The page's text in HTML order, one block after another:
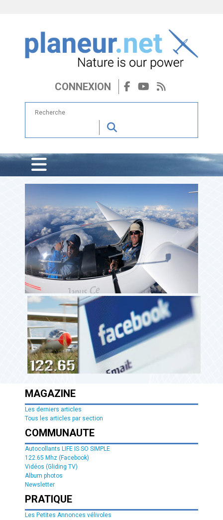
CONNEXION
MAGAZINE
Les derniers articles
Tous les articles par section
COMMUNAUTE
Autocollants LIFE IS SO SIMPLE
122.65 Mhz (Facebook)
Vidéos (Gliding TV)
Album photos
Newsletter
PRATIQUE
Les Petites Annonces vélivoles